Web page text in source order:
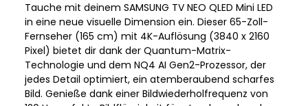
Tauche mit deinem SAMSUNG TV NEO QLED Mini LED
in eine neue visuelle Dimension ein. Dieser 65-Zoll-
Fernseher (165 cm) mit 4K-Auflösung (3840 x 2160
Pixel) bietet dir dank der Quantum-Matrix-
Technologie und dem NQ4 AI Gen2-Prozessor, der
jedes Detail optimiert, ein atemberaubend scharfes
Bild. Genieße dank einer Bildwiederholfrequenz von